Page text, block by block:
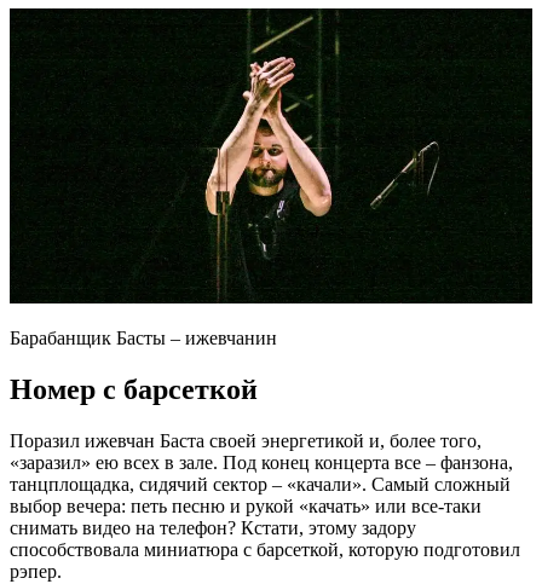
Барабанщик Басты – ижевчанин
Номер с барсеткой
Поразил ижевчан Баста своей энергетикой и, более того,
«заразил» ею всех в зале. Под конец концерта все – фанзона,
танцплощадка, сидячий сектор – «качали». Самый сложный
выбор вечера: петь песню и рукой «качать» или все-таки
снимать видео на телефон? Кстати, этому задору
способствовала миниатюра с барсеткой, которую подготовил
рэпер.